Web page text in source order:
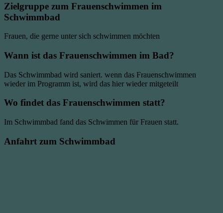
Zielgruppe zum Frauenschwimmen im
Schwimmbad
Frauen, die gerne unter sich schwimmen möchten
Wann ist das Frauenschwimmen im Bad?
Das Schwimmbad wird saniert. wenn das Frauenschwimmen
wieder im Programm ist, wird das hier wieder mitgeteilt
Wo findet das Frauenschwimmen statt?
Im Schwimmbad fand das Schwimmen für Frauen statt.
Anfahrt zum Schwimmbad